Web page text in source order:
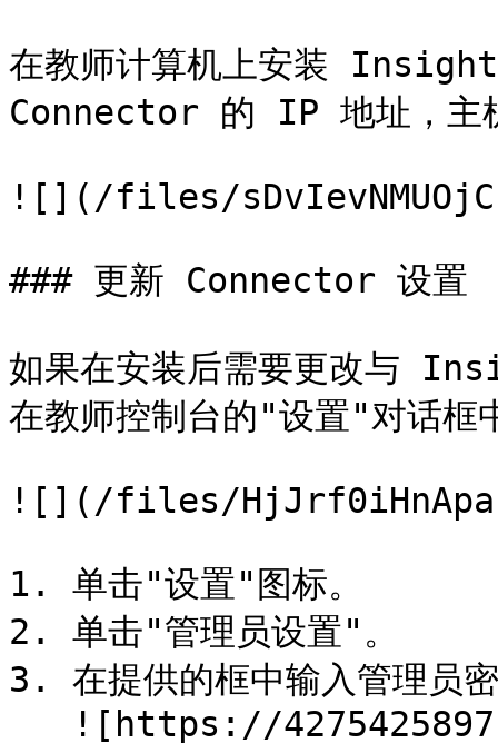
在教师计算机上安装
Connector 的 IP 地址，主
![](/files/
### 更新 Connector 设置
如果在安装后需要更改与
在教师控制台的"设置"对话框
![](/files/
1. 单击"设置"图标。
2. 单击"管理员设置"。
3. 在提供的框中输入管理员